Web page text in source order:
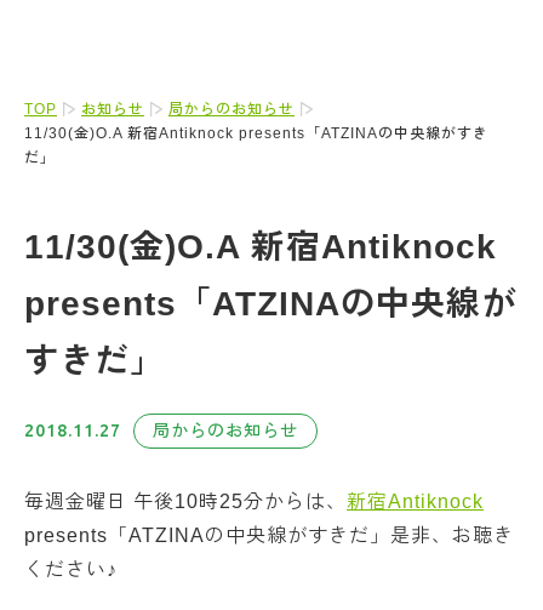
TOP お知らせ
局からのお知らせ
11/30(金)O.A 新宿Antiknock presents「ATZINAの中央線がすき
だ」
11/30(金)O.A 新宿Antiknock
presents「ATZINAの中央線が
すきだ」
2018.11.27 局からのお知らせ
毎週金曜日 午後10時25分からは、 新宿Antiknock
presents「ATZINAの中央線がすきだ」是非、お聴き
ください♪